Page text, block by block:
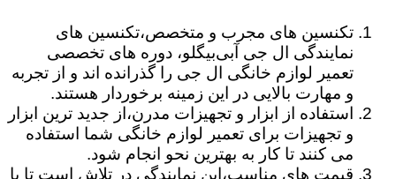
تکنسین های مجرب و متخصص،تکنسین های
نمایندگی ال جی آبی‌بیگلو، دوره های تخصصی
تعمیر لوازم خانگی ال جی را گذرانده اند و از تجربه
و مهارت بالایی در این زمینه برخوردار هستند.
استفاده از ابزار و تجهیزات مدرن،از جدید ترین ابزار
و تجهیزات برای تعمیر لوازم خانگی شما استفاده
می کنند تا کار به بهترین نحو انجام شود.
قیمت های مناسب،این نمایندگی در تلاش است تا با